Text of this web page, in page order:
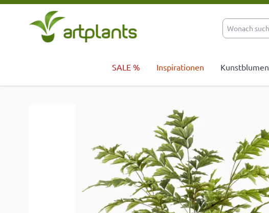
Zum Inhalt springen
SALE % Inspirationen Kunstblumen